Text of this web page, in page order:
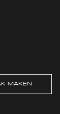
MAKEN